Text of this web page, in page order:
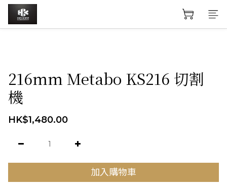
216mm Metabo KS216 切割
機
HK$1,480.00
加入購物車